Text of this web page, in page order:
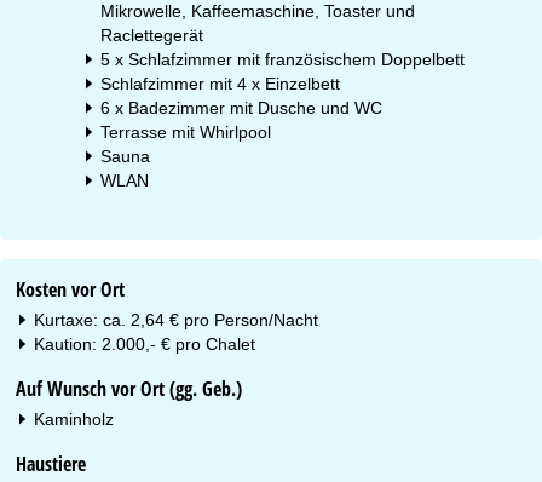
Mikrowelle, Kaffeemaschine, Toaster und
Raclettegerät
5 x Schlafzimmer mit französischem Doppelbett
Schlafzimmer mit 4 x Einzelbett
6 x Badezimmer mit Dusche und WC
Terrasse mit Whirlpool
Sauna
WLAN
Kosten vor Ort
Kurtaxe: ca. 2,64 € pro Person/Nacht
Kaution: 2.000,- € pro Chalet
Auf Wunsch vor Ort (gg. Geb.)
Kaminholz
Haustiere